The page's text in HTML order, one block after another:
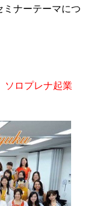
ナーテーマにつ
ロプレナ起業